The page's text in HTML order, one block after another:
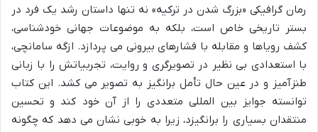
رمان گرافیکی «بزرگ شدن در ترکیه» نه تنها داستان رشد یک فرد در
بستر تاریخی خاص است، بلکه به موضوعات جهانی خودشناسی،
کشف رویاها و مقابله با فشارهای بیرونی می پردازد. ازگه سامانچی،
با استعدادی بی نظیر در تصویرگری و روایت، تجربیاتش را با زبانی
طنزآمیز و در عین حال تأمل برانگیز به تصویر می کشد. این کتاب
توانسته جوایز بین المللی متعددی را از آن خود کند و تحسین
منتقدان بسیاری را برانگیزد، زیرا به خوبی نشان می دهد که چگونه